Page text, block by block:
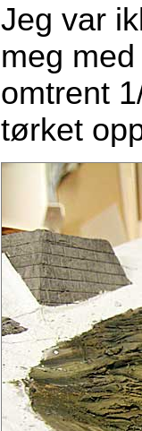
Jeg var
meg
omtrent
tørket